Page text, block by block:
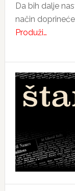
Da bih dalje
način
Produži…